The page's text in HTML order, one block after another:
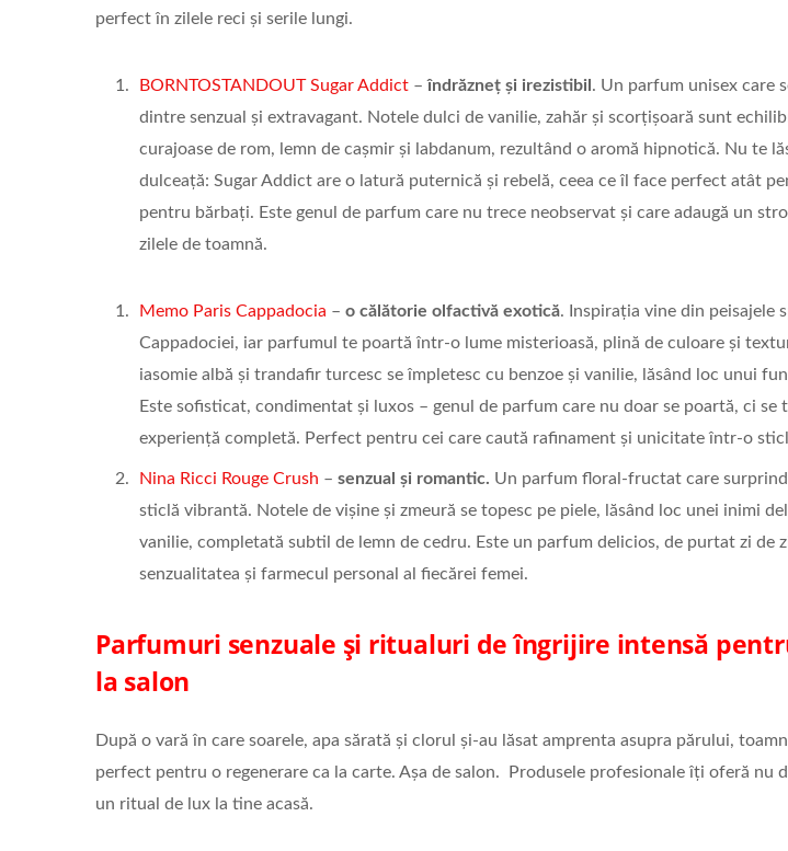
perfect în zilele reci și serile lungi.
BORNTOSTANDOUT Sugar Addict –îndrăzneț și irezistibil . Un parfum unisex care
dintre senzual și extravagant. Notele dulci de vanilie, zahăr și scorțișoară sunt
curajoase de rom, lemn de cașmir și labdanum, rezultând o aromă hipnotică. Nu te
dulceață: Sugar Addict are o latură puternică și rebelă, ceea ce îl face perfect atât
pentru bărbați. Este genul de parfum care nu trece neobservat și care adaugă un
zilele de toamnă.
Memo Paris Cappadocia – o călătorie olfactivă exotică. Inspirația vine din peisajele
Cappadociei, iar parfumul te poartă într-o lume misterioasă, plină de culoare și
iasomie albă și trandafir turcesc se împletesc cu benzoe și vanilie, lăsând loc unui
Este sofisticat, condimentat și luxos – genul de parfum care nu doar se poartă, ci se
experiență completă. Perfect pentru cei care caută rafinament și unicitate într-o
Nina Ricci Rouge Crush – senzual și romantic. Un parfum floral-fructat care
sticlă vibrantă. Notele de vișine și zmeură se topesc pe piele, lăsând loc unei inimi
vanilie, completată subtil de lemn de cedru. Este un parfum delicios, de purtat zi de
senzualitatea și farmecul personal al fiecărei femei.
Parfumuri senzuale și ritualuri de îngrijire intensă
la salon
După o vară în care soarele, apa sărată și clorul și-au lăsat amprenta asupra părului,
perfect pentru o regenerare ca la carte. Așa de salon. Produsele profesionale îți oferă nu
un ritual de lux la tine acasă.